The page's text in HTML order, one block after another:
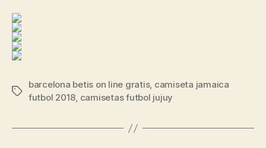
Etiquetas
barcelona betis on line gratis, camiseta jamaica
futbol 2018, camisetas futbol jujuy